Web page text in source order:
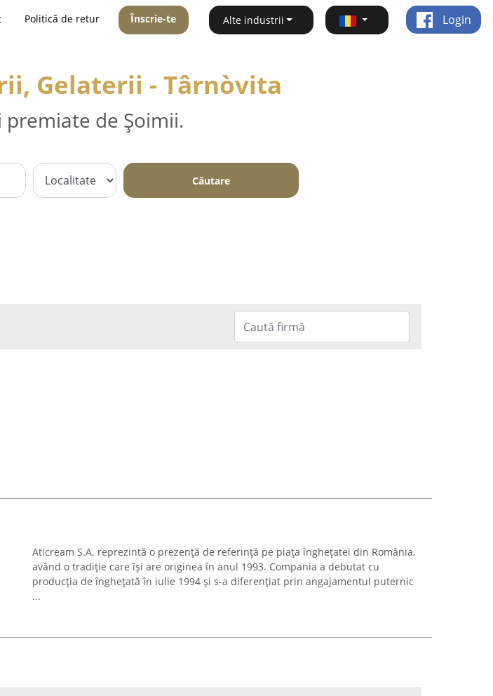
Politică de retur Înscrie-te Alte industrii Login
Gelaterii - Târnòvita
de Șoimii.
Căutare
Aticream S.A. reprezintă o prezență de referință pe piața înghețatei din România,
având o tradiție care își are originea în anul 1993. Compania a debutat cu
producția de înghețată în iulie 1994 și s-a diferențiat prin angajamentul puternic
...